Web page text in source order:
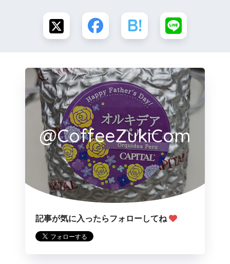
@CoffeeZukiCom
記事が気に入ったらフォローしてね